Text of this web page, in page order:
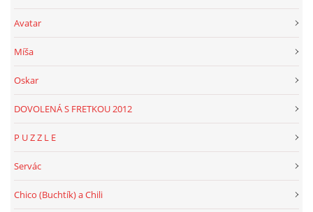
Avatar
Míša
Oskar
DOVOLENÁ S FRETKOU 2012
P U Z Z L E
Servác
Chico (Buchtík) a Chili